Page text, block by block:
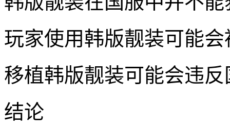
玩家使用韩版靓装可能
移植韩版靓装可能会违
结论